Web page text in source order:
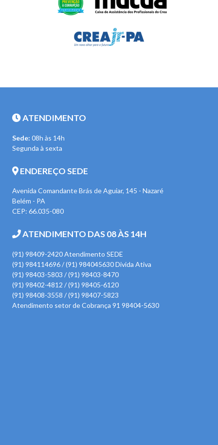
ATENDIMENTO
Sede: 08h às 14h
Segunda à sexta
ENDEREÇO SEDE
Avenida Comandante Brás de Aguiar, 145 - Nazaré
Belém - PA
CEP: 66.035-080
ATENDIMENTO DAS 08 ÀS 14H
(91) 98409-2420 Atendimento SEDE
(91) 984114696 / (91) 984045630 Divida Ativa
(91) 98403-5803 / (91) 98403-8470
(91) 98402-4812 / (91) 98405-6120
(91) 98408-3558 / (91) 98407-5823
Atendimento setor de Cobrança 91 98404-5630